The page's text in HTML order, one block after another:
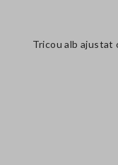
Tricou alb ajustat